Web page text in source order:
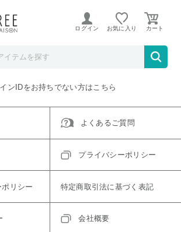
しております。
ログイン お気に入り
取り扱い終了、またはただいま取り扱い
ンIDをお持ちでない方はこちら
よくあるご質問
プライバシーポリシー
リシー 特定商取引法に基づく表記
会社概要